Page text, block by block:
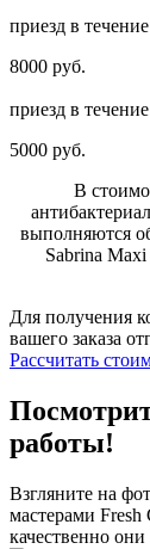
приезд в
8000 руб.
приезд в
5000 руб.
В
выполняются
Sabrina
Для получения
вашего заказа
Рассчитать
работы!
Взгляните на
мастерами
качественно